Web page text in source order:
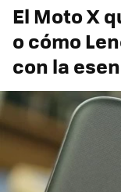
El Moto X
o cómo
con la